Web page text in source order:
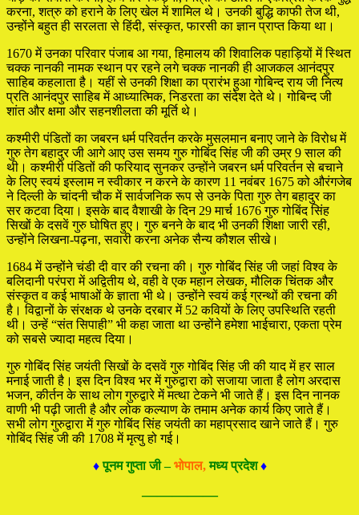
करना, शत्रु को हराने के लिए खेल में शामिल थे। उनकी बुद्धि काफी तेज थी,
उन्होंने बहुत ही सरलता से हिंदी, संस्कृत, फारसी का ज्ञान प्राप्त किया था।
1670 में उनका परिवार पंजाब आ गया, हिमालय की शिवालिक पहाड़ियों में स्थित
चक्क नानकी नामक स्थान पर रहने लगे चक्क नानकी ही आजकल आनंदपुर
साहिब कहलाता है। यहीं से उनकी शिक्षा का प्रारंभ हुआ गोबिन्द राय जी नित्य
प्रति आनंदपुर साहिब में आध्यात्मिक, निडरता का संदेश देते थे। गोबिन्द जी
शांत और क्षमा और सहनशीलता की मूर्ति थे।
कश्मीरी पंडितों का जबरन धर्म परिवर्तन करके मुसलमान बनाए जाने के विरोध में
गुरु तेग बहादुर जी आगे आए उस समय गुरु गोबिंद सिंह जी की उम्र 9 साल की
थी। कश्मीरी पंडितों की फरियाद सुनकर उन्होंने जबरन धर्म परिवर्तन से बचाने
के लिए स्वयं इस्लाम न स्वीकार न करने के कारण 11 नवंबर 1675 को औरंगजेब
ने दिल्ली के चांदनी चौक में सार्वजनिक रूप से उनके पिता गुरु तेग बहादुर का
सर कटवा दिया। इसके बाद वैशाखी के दिन 29 मार्च 1676 गुरु गोबिंद सिंह
सिखों के दसवें गुरु घोषित हुए। गुरु बनने के बाद भी उनकी शिक्षा जारी रही,
उन्होंने लिखना-पढ़ना, सवारी करना अनेक सैन्य कौशल सीखे।
1684 में उन्होंने चंडी दी वार की रचना की। गुरु गोबिंद सिंह जी जहां विश्व के
बलिदानी परंपरा में अद्वितीय थे, वही वे एक महान लेखक, मौलिक चिंतक और
संस्कृत व कई भाषाओं के ज्ञाता भी थे। उन्होंने स्वयं कई ग्रन्थों की रचना की
है। विद्वानों के संरक्षक थे उनके दरबार में 52 कवियों के लिए उपस्थिति रहती
थी। उन्हें “संत सिपाही” भी कहा जाता था उन्होंने हमेशा भाईचारा, एकता प्रेम
को सबसे ज्यादा महत्व दिया।
गुरु गोबिंद सिंह जयंती सिखों के दसवें गुरु गोबिंद सिंह जी की याद में हर साल
मनाई जाती है। इस दिन विश्व भर में गुरुद्वारा को सजाया जाता है लोग अरदास
भजन, कीर्तन के साथ लोग गुरुद्वारे में मत्था टेकने भी जाते हैं। इस दिन नानक
वाणी भी पढ़ी जाती है और लोक कल्याण के तमाम अनेक कार्य किए जाते हैं।
सभी लोग गुरुद्वारा में गुरु गोबिंद सिंह जयंती का महाप्रसाद खाने जाते हैं। गुरु
गोबिंद सिंह जी की 1708 में मृत्यु हो गई।
♦पूनम गुप्ता जी –भोपाल,मध्य प्रदेश ♦
—————